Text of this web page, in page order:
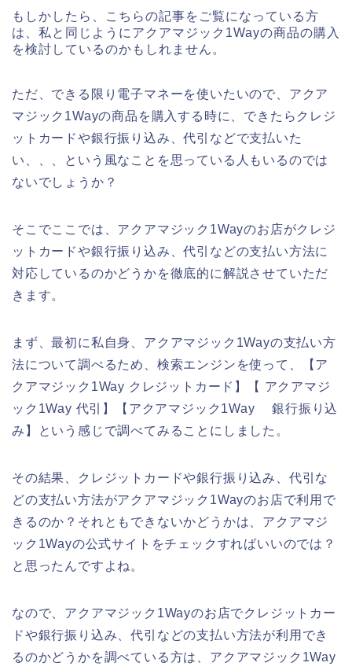
もしかしたら、こちらの記事をご覧になっている方
は、私と同じようにアクアマジック1Wayの商品の購入
を検討しているのかもしれません。
ただ、できる限り電子マネーを使いたいので、アクア
マジック1Wayの商品を購入する時に、できたらクレジ
ットカードや銀行振り込み、代引などで支払いた
い、、、という風なことを思っている人もいるのでは
ないでしょうか？
そこでここでは、アクアマジック1Wayのお店がクレジ
ットカードや銀行振り込み、代引などの支払い方法に
対応しているのかどうかを徹底的に解説させていただ
きます。
まず、最初に私自身、アクアマジック1Wayの支払い方
法について調べるため、検索エンジンを使って、【ア
クアマジック1Way クレジットカード】【 アクアマジ
ック1Way 代引】【アクアマジック1Way 銀行振り込
み】という感じで調べてみることにしました。
その結果、クレジットカードや銀行振り込み、代引な
どの支払い方法がアクアマジック1Wayのお店で利用で
きるのか？それともできないかどうかは、アクアマジ
ック1Wayの公式サイトをチェックすればいいのでは？
と思ったんですよね。
なので、アクアマジック1Wayのお店でクレジットカー
ドや銀行振り込み、代引などの支払い方法が利用でき
るのかどうかを調べている方は、アクアマジック1Way